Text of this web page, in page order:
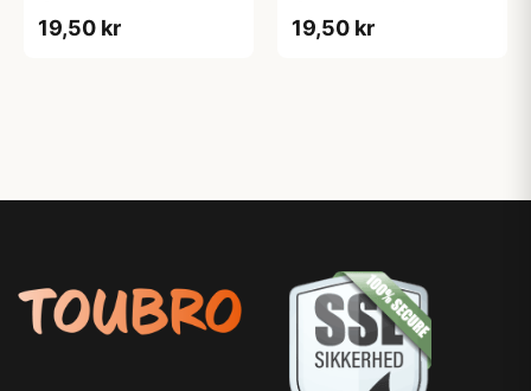
19,50 kr 19,50 kr